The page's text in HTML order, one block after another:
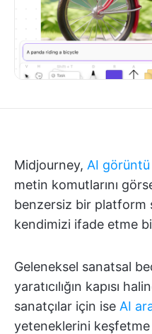
Midjourney, AI
metin komutlarını
benzersiz bir platform
kendimizi ifade etme
Geleneksel sanatsal
yaratıcılığın kapısı
sanatçılar için ise AI
yeteneklerini keşfetme